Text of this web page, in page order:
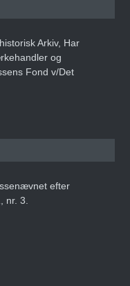
Arkiv, Har
og
Fond v/Det
efter
nr. 3.